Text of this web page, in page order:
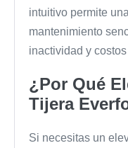
intuitivo permite
mantenimiento
inactividad y
¿Por Qué
Tijera
Si necesitas un